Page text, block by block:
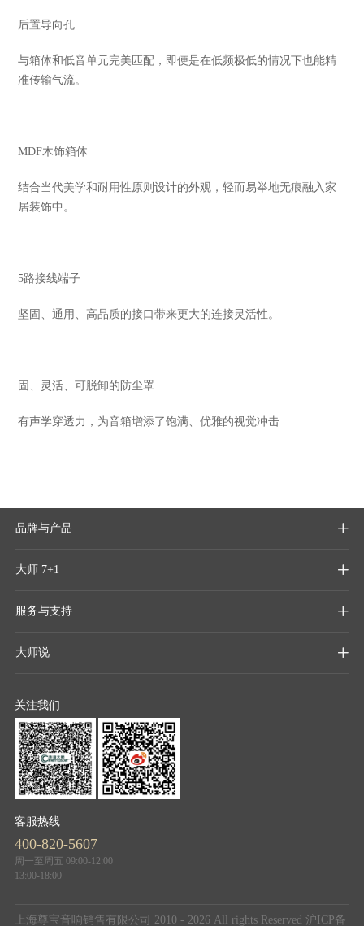
后置导向孔
与箱体和低音单元完美匹配，即便是在低频极低的情况下也能精
准传输气流。
MDF木饰箱体
结合当代美学和耐用性原则设计的外观，轻而易举地无痕融入家
居装饰中。
5路接线端子
坚固、通用、高品质的接口带来更大的连接灵活性。
固、灵活、可脱卸的防尘罩
有声学穿透力，为音箱增添了饱满、优雅的视觉冲击
品牌与产品 
大师 7+1 
服务与支持 
大师说 
关注我们
客服热线
400-820-5607
周一至周五 09:00-12:00
13:00-18:00
上海尊宝音响销售有限公司 2010 - 2026 All rights Reserved 沪ICP备